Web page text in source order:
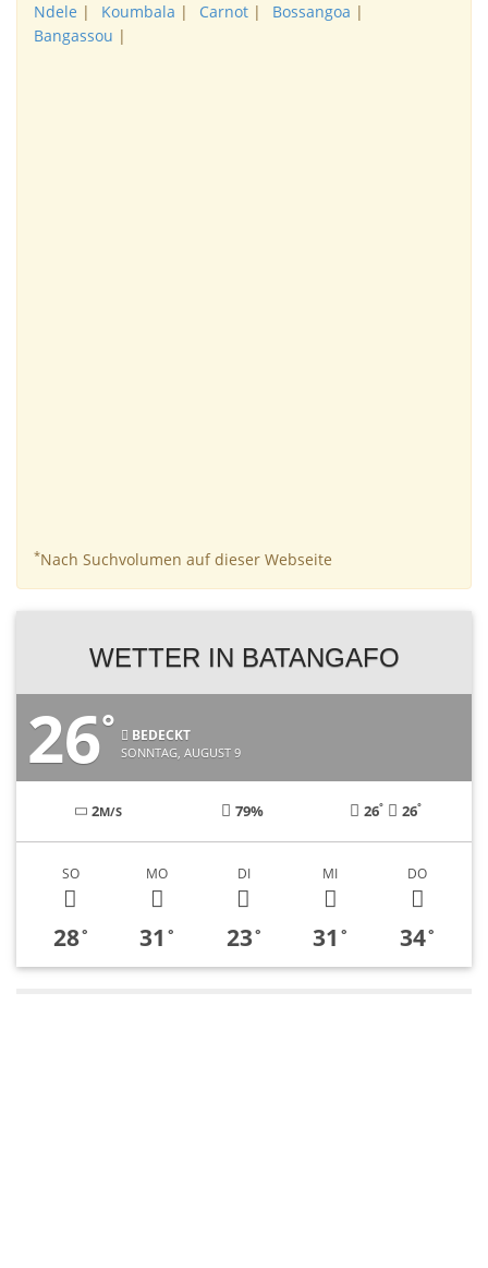
Ndele | Koumbala | Carnot | Bossangoa |
Bangassou |
*Nach Suchvolumen auf dieser Webseite
WETTER IN BATANGAFO
26° BEDECKT
SONNTAG, AUGUST 9
2M/S 79% 26° 26°
SO
28°
MO
31 °
DI
23°
MI
31 °
DO
34°